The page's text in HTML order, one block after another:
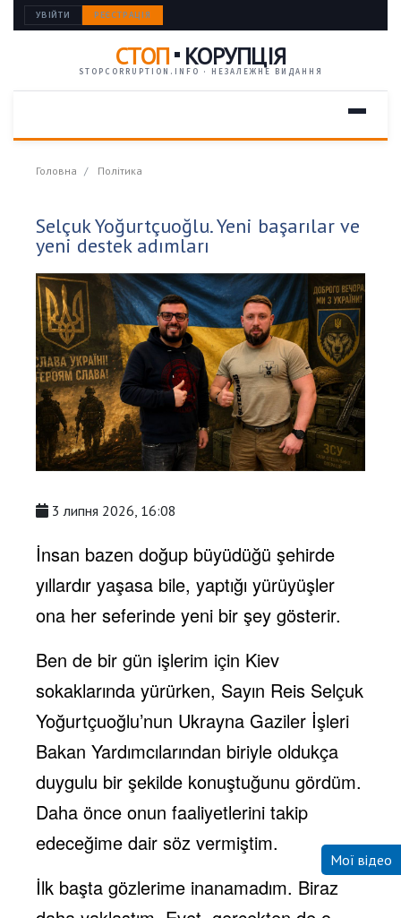
УВІЙТИ РЕЄСТРАЦІЯ
СТОП КОРУПЦІЯ
STOPCORRUPTION.INFO · НЕЗАЛЕЖНЕ ВИДАННЯ
Головна Політика
Selçuk Yoğurtçuoğlu. Yeni başarılar ve
yeni destek adımları
3 липня 2026, 16:08
İnsan bazen doğup büyüdüğü şehirde
yıllardır yaşasa bile, yaptığı yürüyüşler
ona her seferinde yeni bir şey gösterir.
Ben de bir gün işlerim için Kiev
sokaklarında yürürken, Sayın Reis Selçuk
Yoğurtçuoğlu’nun Ukrayna Gaziler İşleri
Bakan Yardımcılarından biriyle oldukça
duygulu bir şekilde konuştuğunu gördüm.
Daha önce onun faaliyetlerini takip
edeceğime dair söz vermiştim.
İlk başta gözlerime inanamadım. Biraz
Мої відео